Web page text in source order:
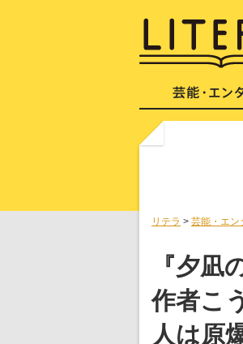
リテラ > 芸能・エン
『夕
作者こ
人は原